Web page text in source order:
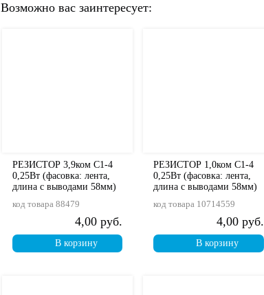
Возможно вас заинтересует:
РЕЗИСТОР 3,9ком С1-4
0,25Вт (фасовка: лента,
длина с выводами 58мм)
код товара 88479
4,00 руб.
В корзину
РЕЗИСТОР 1,0ком С1-4
0,25Вт (фасовка: лента,
длина с выводами 58мм)
код товара 10714559
4,00 руб.
В корзину